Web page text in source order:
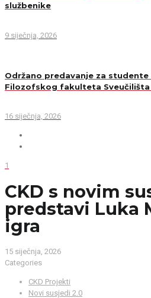
službenike
9 siječnja, 2026
Održano predavanje za
Filozofskog fakulteta Sveučilišta
16 siječnja, 2026
1
CKD s novim
predstavi Luka
igra
15 siječnja, 2026
Categories
CKD Projekti
Novi susjedi 2.0